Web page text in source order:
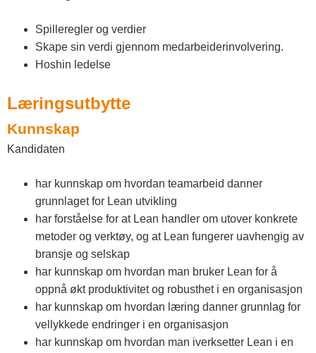
Spilleregler og verdier
Skape sin verdi gjennom medarbeiderinvolvering.
Hoshin ledelse
Læringsutbytte
Kunnskap
Kandidaten
har kunnskap om hvordan teamarbeid danner
grunnlaget for Lean utvikling
har forståelse for at Lean handler om utover konkrete
metoder og verktøy, og at Lean fungerer uavhengig av
bransje og selskap
har kunnskap om hvordan man bruker Lean for å
oppnå økt produktivitet og robusthet i en organisasjon
har kunnskap om hvordan læring danner grunnlag for
vellykkede endringer i en organisasjon
har kunnskap om hvordan man iverksetter Lean i en